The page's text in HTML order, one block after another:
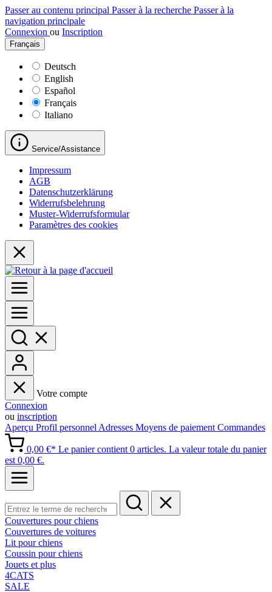
Passer au contenu principal Passer à la recherche Passer à la
navigation principale
Connexion ou Inscription
Français
Deutsch
English
Español
Français
Italiano
Service/Assistance
Impressum
AGB
Datenschutzerklärung
Widerrufsbelehrung
Muster-Widerrufsformular
Paramètres des cookies
Votre compte
Connexion
ou inscription
Aperçu Profil personnel Adresses Moyens de paiement Commandes
0,00 €* Le panier contient 0 articles. La valeur totale du panier
est 0,00 €.
Couvertures pour chiens
Couvertures de voitures
Lit pour chiens
Coussin pour chiens
Jouets et plus
4CATS
SALE